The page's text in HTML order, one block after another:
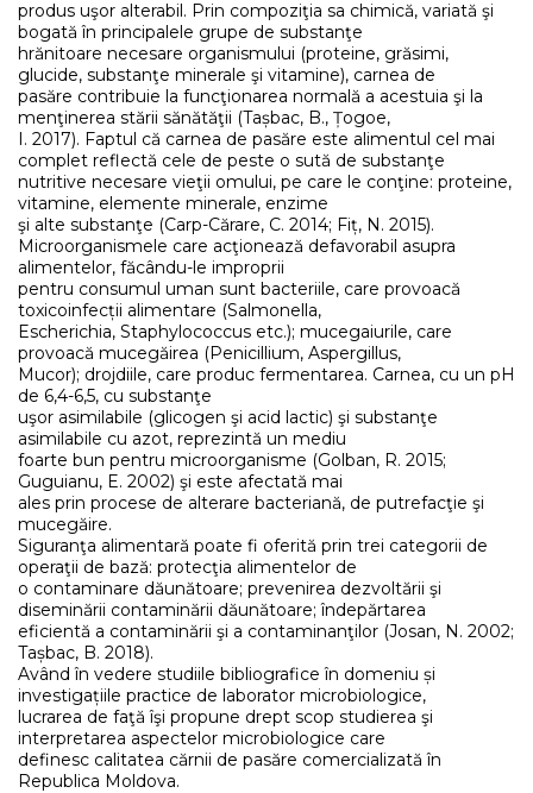
produs uşor alterabil. Prin compoziţia sa chimică, variată şi
bogată în principalele grupe de substanţe
hrănitoare necesare organismului (proteine, grăsimi,
glucide, substanţe minerale şi vitamine), carnea de
pasăre contribuie la funcţionarea normală a acestuia şi la
menţinerea stării sănătăţii (Tașbac, B., Țogoe,
I. 2017). Faptul că carnea de pasăre este alimentul cel mai
complet reflectă cele de peste o sută de substanţe
nutritive necesare vieţii omului, pe care le conţine: proteine,
vitamine, elemente minerale, enzime
şi alte substanţe (Carp-Cărare, C. 2014; Fiț, N. 2015).
Microorganismele care acţionează defavorabil asupra
alimentelor, făcându-le improprii
pentru consumul uman sunt bacteriile, care provoacă
toxicoinfecții alimentare (Salmonella,
Escherichia, Staphylococcus etc.); mucegaiurile, care
provoacă mucegăirea (Penicillium, Aspergillus,
Mucor); drojdiile, care produc fermentarea. Carnea, cu un pH
de 6,4-6,5, cu substanţe
uşor asimilabile (glicogen şi acid lactic) şi substanţe
asimilabile cu azot, reprezintă un mediu
foarte bun pentru microorganisme (Golban, R. 2015;
Guguianu, E. 2002) şi este afectată mai
ales prin procese de alterare bacteriană, de putrefacţie şi
mucegăire.
Siguranţa alimentară poate fi oferită prin trei categorii de
operaţii de bază: protecţia alimentelor de
o contaminare dăunătoare; prevenirea dezvoltării şi
diseminării contaminării dăunătoare; îndepărtarea
eficientă a contaminării şi a contaminanţilor (Josan, N. 2002;
Tașbac, B. 2018).
Având în vedere studiile bibliografice în domeniu și
investigațiile practice de laborator microbiologice,
lucrarea de faţă îşi propune drept scop studierea şi
interpretarea aspectelor microbiologice care
definesc calitatea cărnii de pasăre comercializată în
Republica Moldova.